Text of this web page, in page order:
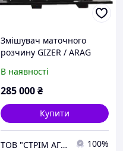
Змішувач маточного
розчину GIZER / ARAG
В наявності
285 000₴
Купити
ТОВ "СТРІМ АГРО" 100%